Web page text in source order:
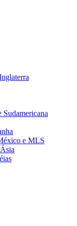
Sudamericana
e MLS